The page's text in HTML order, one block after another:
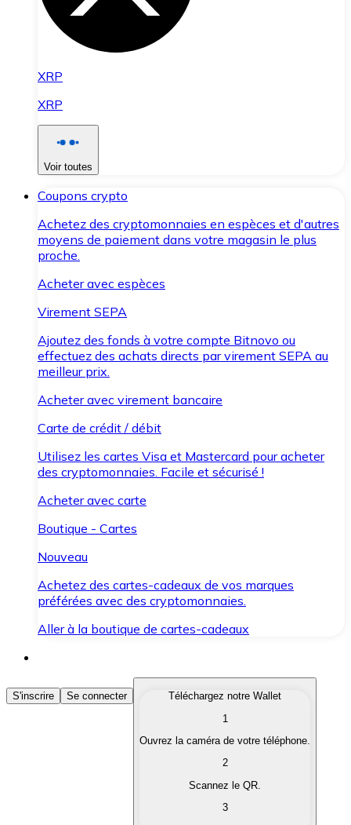
XRP
XRP
Voir toutes
Coupons crypto
Achetez des cryptomonnaies en espèces et d'autres
moyens de paiement dans votre magasin le plus
proche.
Acheter avec espèces
Virement SEPA
Ajoutez des fonds à votre compte Bitnovo ou
effectuez des achats directs par virement SEPA au
meilleur prix.
Acheter avec virement bancaire
Carte de crédit / débit
Utilisez les cartes Visa et Mastercard pour acheter
des cryptomonnaies. Facile et sécurisé !
Acheter avec carte
Boutique - Cartes
Nouveau
Achetez des cartes-cadeaux de vos marques
préférées avec des cryptomonnaies.
Aller à la boutique de cartes-cadeaux
Acheter des Cryptomonnaies
Achetez les cryptomonnaies qui vous intéressent
Convertissez vos cryptomonnaies en monnaie
S'inscrire Se connecter
Téléchargez notre Wallet
1
Ouvrez la caméra de votre téléphone.
2
Scannez le QR.
3